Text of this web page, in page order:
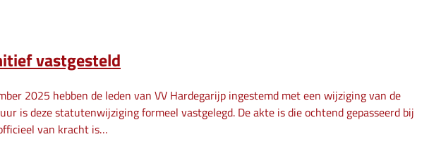
vastgesteld
2025 hebben de leden van VV Hardegarijp ingestemd met een wijziging van de
is deze statutenwijziging formeel vastgelegd. De akte is die ochtend gepasseerd bij
van kracht is…